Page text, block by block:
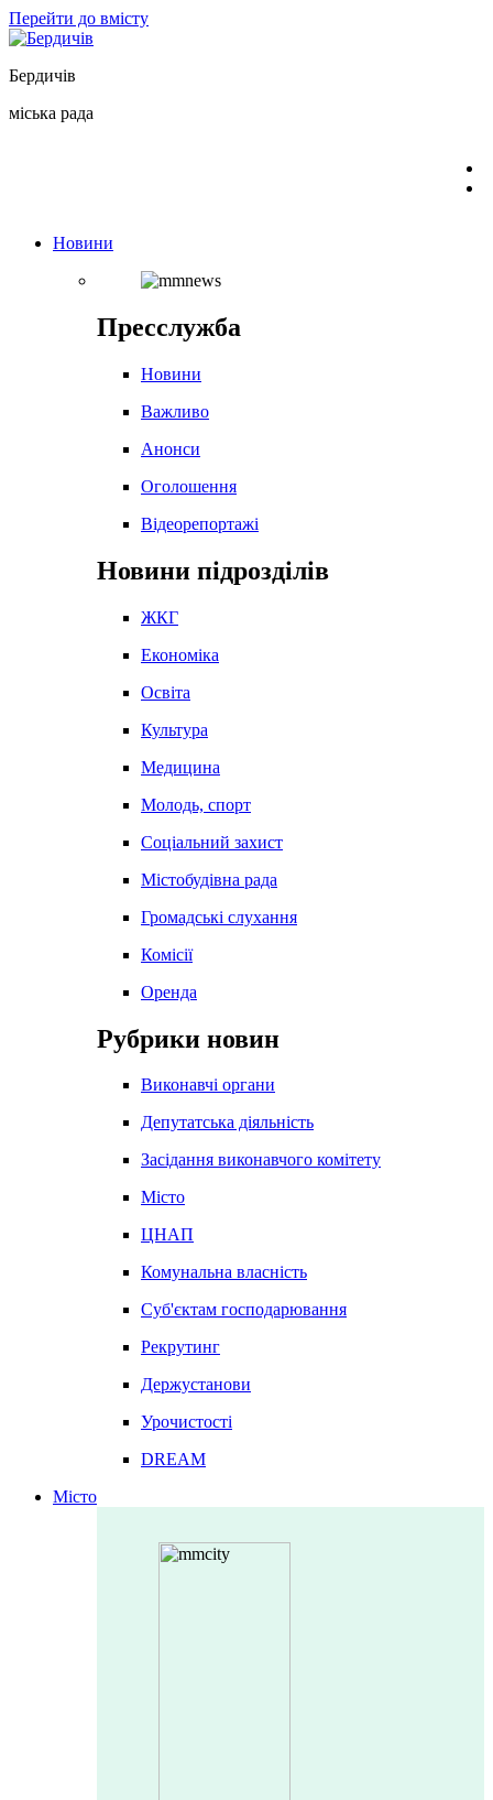
Перейти до вмісту
Бердичів
міська рада
Новини
Пресслужба
Новини
Важливо
Анонси
Оголошення
Відеорепортажі
Новини підрозділів
ЖКГ
Економіка
Освіта
Культура
Медицина
Молодь, спорт
Соціальний захист
Містобудівна рада
Громадські слухання
Комісії
Оренда
Рубрики новин
Виконавчі органи
Депутатська діяльність
Засідання виконавчого комітету
Місто
ЦНАП
Комунальна власність
Суб'єктам господарювання
Рекрутинг
Держустанови
Урочистості
DREAM
Місто